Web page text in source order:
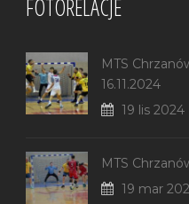
FOTORELACJE
MTS
16.11.2024
19 lis 2024
MTS
19 mar